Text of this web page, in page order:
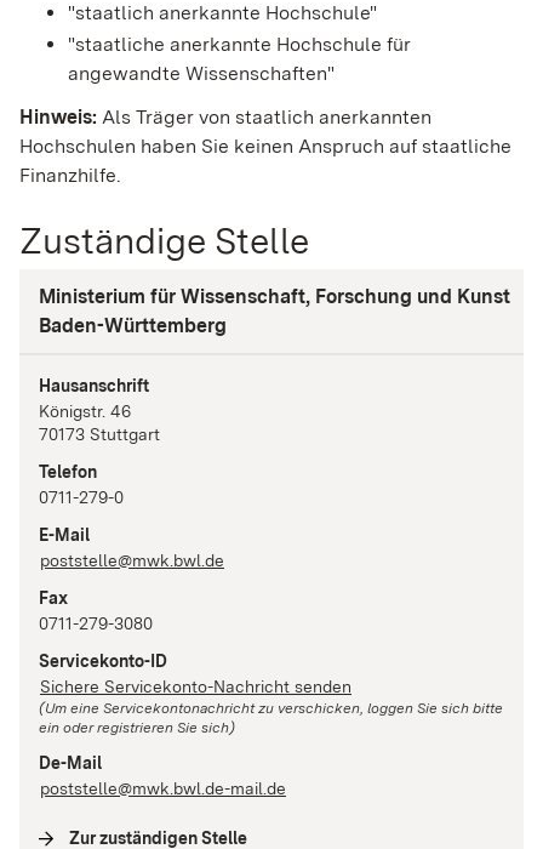
"staatlich anerkannte Hochschule"
"staatliche anerkannte Hochschule für
angewandte Wissenschaften"
Hinweis: Als Träger von staatlich anerkannten
Hochschulen haben Sie keinen Anspruch auf staatliche
Finanzhilfe.
Zuständige Stelle
Ministerium für Wissenschaft, Forschung und Kunst
Baden-Württemberg
Hausanschrift
Königstr. 46
70173 Stuttgart
Telefon
0711-279-0
E-Mail
poststelle@mwk.bwl.de
Fax
0711-279-3080
Servicekonto-ID
Sichere Servicekonto-Nachricht senden
(Um eine Servicekontonachricht zu verschicken, loggen Sie sich bitte
ein oder registrieren Sie sich)
De-Mail
poststelle@mwk.bwl.de-mail.de
Zur zuständigen Stelle